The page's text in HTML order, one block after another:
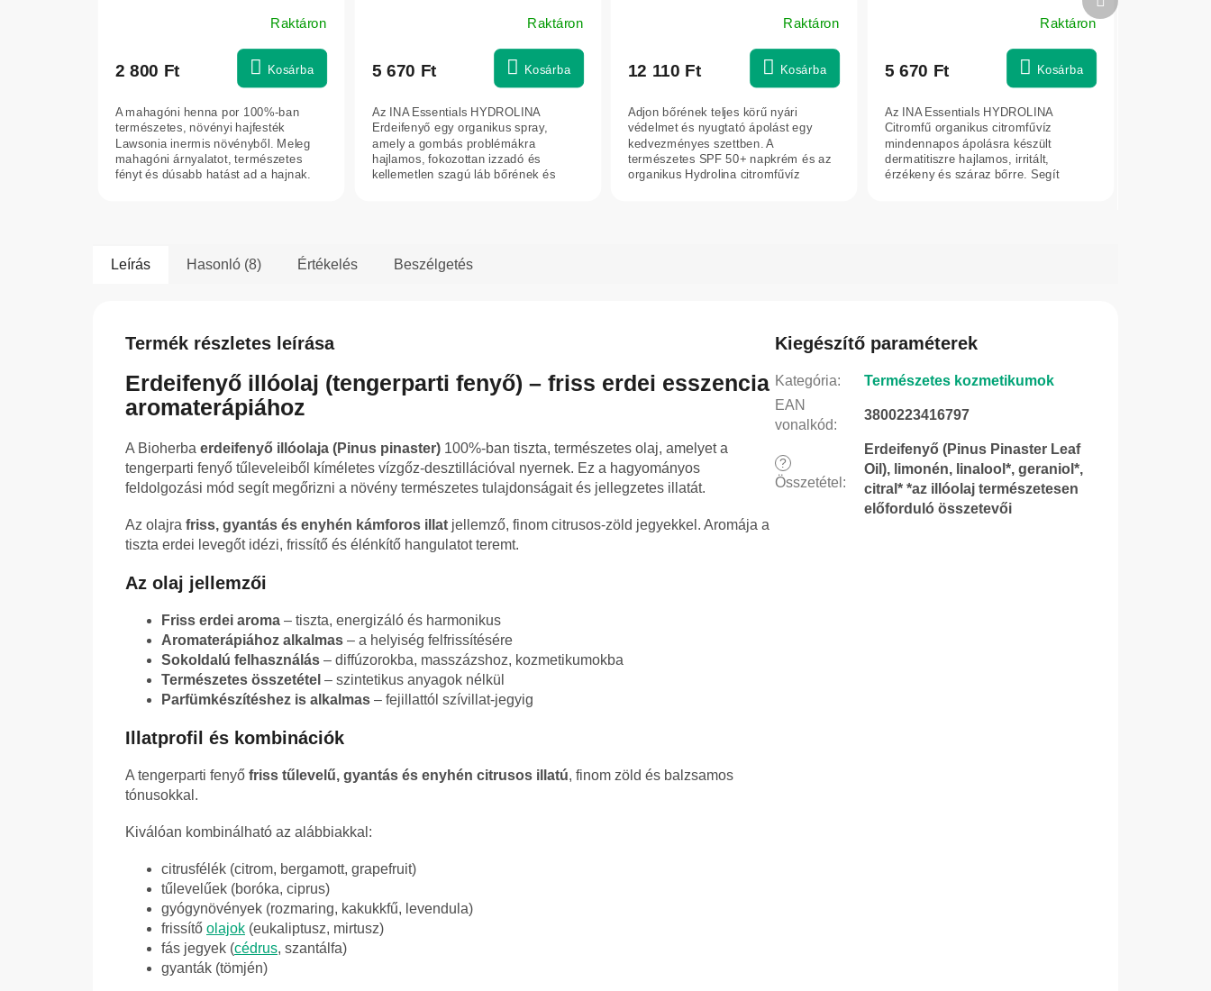
Raktáron
2 800 Ft Kosárba
A mahagóni henna por 100%-ban
természetes, növényi hajfesték
Lawsonia inermis növényből. Meleg
mahagóni árnyalatot, természetes
fényt és dúsabb hatást ad a hajnak.
lábszag és izzadás esetén – 150
Raktáron
5 670 Ft Kosárba
Az INA Essentials HYDROLINA
Erdeifenyő egy organikus spray,
amely a gombás problémákra
hajlamos, fokozottan izzadó és
kellemetlen szagú láb bőrének és
Raktáron
12 110 Ft Kosárba
Adjon bőrének teljes körű nyári
védelmet és nyugtató ápolást egy
kedvezményes szettben. A
természetes SPF 50+ napkrém és az
organikus Hydrolina citromfűvíz
Raktáron
5 670 Ft Kosárba
Az INA Essentials HYDROLINA
Citromfű organikus citromfűvíz
mindennapos ápolásra készült
dermatitiszre hajlamos, irritált,
érzékeny és száraz bőrre. Segít
termék
Leírás Hasonló (8) Értékelés Beszélgetés
Termék részletes leírása
Erdeifenyő illóolaj (tengerparti fenyő) – friss erdei esszencia
aromaterápiához
A Bioherba erdeifenyő illóolaja (Pinus pinaster) 100%-ban tiszta, természetes olaj, amelyet a
tengerparti fenyő tűleveleiből kíméletes vízgőz-desztillációval nyernek. Ez a hagyományos
feldolgozási mód segít megőrizni a növény természetes tulajdonságait és jellegzetes illatát.
Az olajra friss, gyantás és enyhén kámforos illat jellemző, finom citrusos-zöld jegyekkel. Aromája a
tiszta erdei levegőt idézi, frissítő és élénkítő hangulatot teremt.
Az olaj jellemzői
Friss erdei aroma – tiszta, energizáló és harmonikus
Aromaterápiához alkalmas – a helyiség felfrissítésére
Sokoldalú felhasználás – diffúzorokba, masszázshoz, kozmetikumokba
Természetes összetétel – szintetikus anyagok nélkül
Parfümkészítéshez is alkalmas – fejillattól szívillat-jegyig
Illatprofil és kombinációk
A tengerparti fenyő friss tűlevelű, gyantás és enyhén citrusos illatú, finom zöld és balzsamos
tónusokkal.
Kiválóan kombinálható az alábbiakkal:
citrusfélék (citrom, bergamott, grapefruit)
tűlevelűek (boróka, ciprus)
gyógynövények (rozmaring, kakukkfű, levendula)
frissítő olajok (eukaliptusz, mirtusz)
fás jegyek (cédrus, szantálfa)
gyanták (tömjén)
Kiegészítő paraméterek
Kategória:
Természetes kozmetikumok
EAN
vonalkód:
3800223416797
?
Összetétel :
Erdeifenyő (Pinus Pinaster Leaf
Oil), limonén, linalool*, geraniol*,
citral* *az illóolaj természetesen
előforduló összetevői